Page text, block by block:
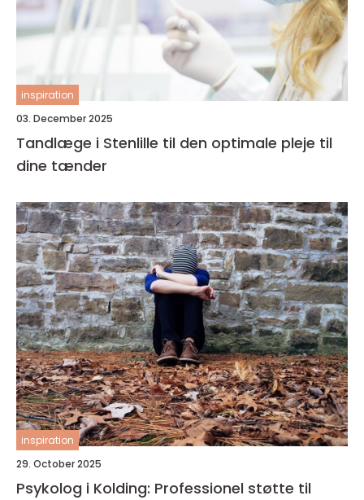
inspiration
03. December 2025
Tandlæge i Stenlille til den optimale pleje til
dine tænder
inspiration
29. October 2025
Psykolog i Kolding: Professionel støtte til